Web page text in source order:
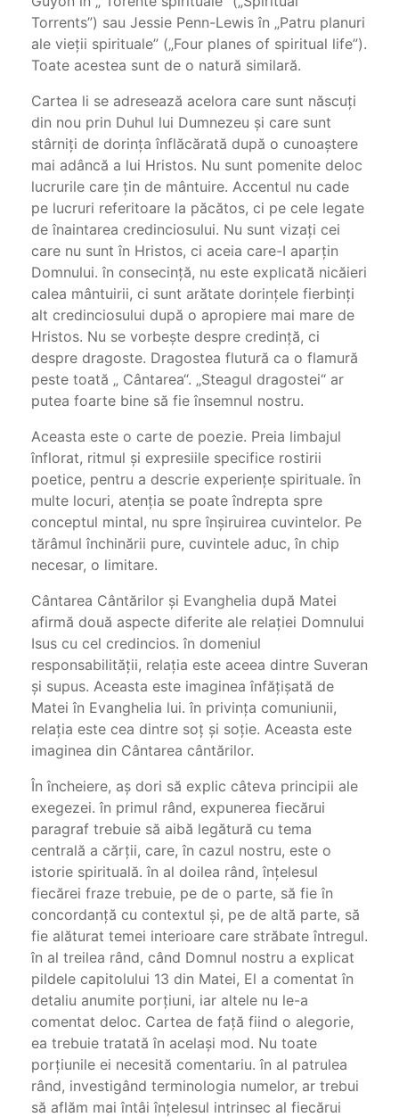
Torrents”) sau Jessie Penn-Lewis în „Patru planuri
ale vieţii spirituale” („Four planes of spiritual life”).
Toate acestea sunt de o natură similară.
Cartea li se adresează acelora care sunt născuţi
din nou prin Duhul lui Dumnezeu şi care sunt
stârniţi de dorinţa înflăcărată după o cunoaştere
mai adâncă a lui Hristos. Nu sunt pomenite deloc
lucrurile care ţin de mântuire. Accentul nu cade
pe lucruri referitoare la păcătos, ci pe cele legate
de înaintarea credinciosului. Nu sunt vizaţi cei
care nu sunt în Hristos, ci aceia care-I aparţin
Domnului. în consecinţă, nu este explicată nicăieri
calea mântuirii, ci sunt arătate dorinţele fierbinţi
alt credinciosului după o apropiere mai mare de
Hristos. Nu se vorbeşte despre credinţă, ci
despre dragoste. Dragostea flutură ca o flamură
peste toată „ Cântarea“. „Steagul dragostei“ ar
putea foarte bine să fie însemnul nostru.
Aceasta este o carte de poezie. Preia limbajul
înflorat, ritmul şi expresiile specifice rostirii
poetice, pentru a descrie experienţe spirituale. în
multe locuri, atenţia se poate îndrepta spre
conceptul mintal, nu spre înşiruirea cuvintelor. Pe
tărâmul închinării pure, cuvintele aduc, în chip
necesar, o limitare.
Cântarea Cântărilor şi Evanghelia după Matei
afirmă două aspecte diferite ale relaţiei Domnului
Isus cu cel credincios. în domeniul
responsabilităţii, relaţia este aceea dintre Suveran
şi supus. Aceasta este imaginea înfăţişată de
Matei în Evanghelia lui. în privinţa comu­niunii,
relaţia este cea dintre soţ şi soţie. Aceasta este
imaginea din Cântarea cântărilor.
În încheiere, aş dori să explic câteva principii ale
exegezei. în primul rând, expunerea fiecărui
paragraf trebuie să aibă legătură cu tema
centrală a cărţii, care, în cazul nostru, este o
istorie spirituală. în al doilea rând, înţelesul
fiecărei fraze trebuie, pe de o parte, să fie în
concordanţă cu contextul şi, pe de altă parte, să
fie alăturat temei interioare care străbate întregul.
în al treilea rând, când Domnul nostru a explicat
pildele capitolului 13 din Matei, El a comentat în
detaliu anu­mite porţiuni, iar altele nu le-a
comentat deloc. Cartea de faţă fiind o alegorie,
ea trebuie tratată în acelaşi mod. Nu toate
porţiunile ei necesită comentariu. în al patrulea
rând, investigând terminologia numelor, ar trebui
să aflăm mai întâi înţelesul intrinsec al fiecărui